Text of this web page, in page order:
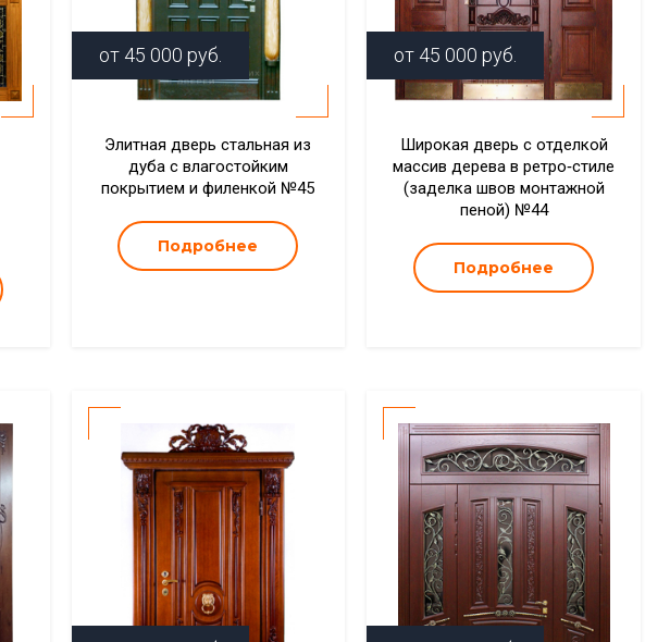
от 45 000 руб.
Элитная дверь стальная из
дуба с влагостойким
покрытием и филенкой №45
Подробнее
от 45 000 руб.
Широкая дверь с отделкой
массив дерева в ретро‑стиле
(заделка швов монтажной
пеной) №44
Подробнее